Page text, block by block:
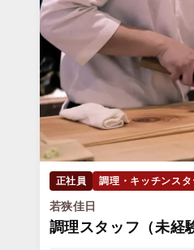
正社員 調理・キッチンスタ
若狭佳日
調理スタッフ（未経